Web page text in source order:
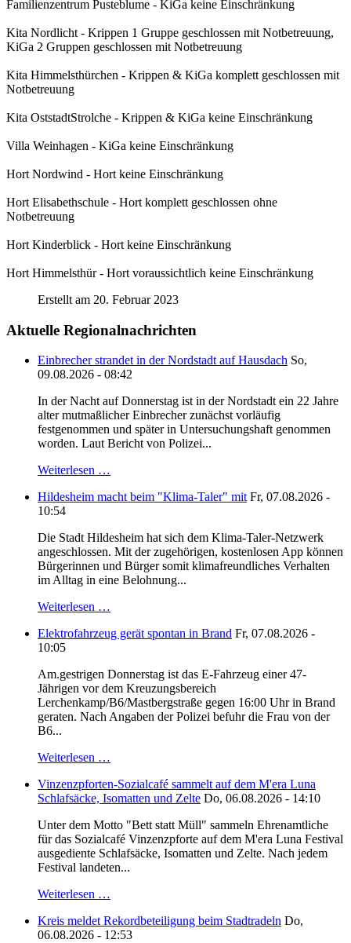
Familienzentrum Pusteblume - KiGa keine Einschränkung
Kita Nordlicht - Krippen 1 Gruppe geschlossen mit Notbetreuung,
KiGa 2 Gruppen geschlossen mit Notbetreuung
Kita Himmelsthürchen - Krippen & KiGa komplett geschlossen mit
Notbetreuung
Kita OststadtStrolche - Krippen & KiGa keine Einschränkung
Villa Weinhagen - KiGa keine Einschränkung
Hort Nordwind - Hort keine Einschränkung
Hort Elisabethschule - Hort komplett geschlossen ohne
Notbetreuung
Hort Kinderblick - Hort keine Einschränkung
Hort Himmelsthür - Hort voraussichtlich keine Einschränkung
Erstellt am 20. Februar 2023
Aktuelle Regionalnachrichten
Einbrecher strandet in der Nordstadt auf Hausdach So,
09.08.2026 - 08:42
In der Nacht auf Donnerstag ist in der Nordstadt ein 22 Jahre
alter mutmaßlicher Einbrecher zunächst vorläufig
festgenommen und später in Untersuchungshaft genommen
worden. Laut Bericht von Polizei...
Weiterlesen …
Hildesheim macht beim "Klima-Taler" mit Fr, 07.08.2026 -
10:54
Die Stadt Hildesheim hat sich dem Klima-Taler-Netzwerk
angeschlossen. Mit der zugehörigen, kostenlosen App können
Bürgerinnen und Bürger somit klimafreundliches Verhalten
im Alltag in eine Belohnung...
Weiterlesen …
Elektrofahrzeug gerät spontan in Brand Fr, 07.08.2026 -
10:05
Am.gestrigen Donnerstag ist das E-Fahrzeug einer 47-
Jährigen vor dem Kreuzungsbereich
Lerchenkamp/B6/Mastbergstraße gegen 16:00 Uhr in Brand
geraten. Nach Angaben der Polizei befuhr die Frau von der
B6...
Weiterlesen …
Vinzenzpforten-Sozialcafé sammelt auf dem M'era Luna
Schlafsäcke, Isomatten und Zelte Do, 06.08.2026 - 14:10
Unter dem Motto "Bett statt Müll" sammeln Ehrenamtliche
für das Sozialcafé Vinzenzpforte auf dem M'era Luna Festival
ausgediente Schlafsäcke, Isomatten und Zelte. Nach jedem
Festival landeten...
Weiterlesen …
Kreis meldet Rekordbeteiligung beim Stadtradeln Do,
06.08.2026 - 12:53